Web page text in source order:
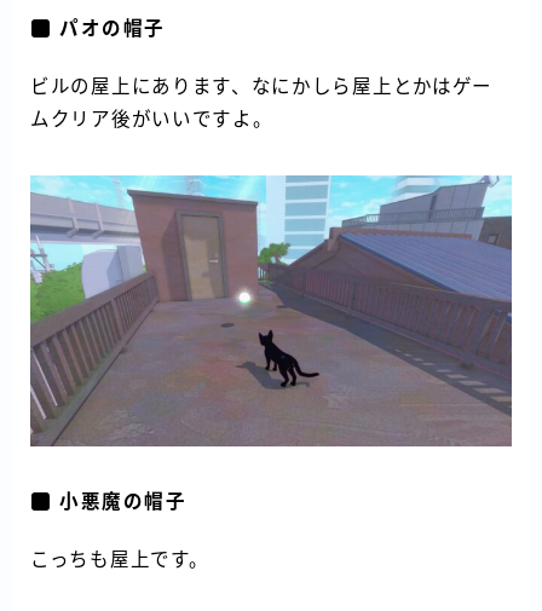
パオの帽子
ビルの屋上にあります、なにかしら屋上とかはゲー
ムクリア後がいいですよ。
小悪魔の帽子
こっちも屋上です。